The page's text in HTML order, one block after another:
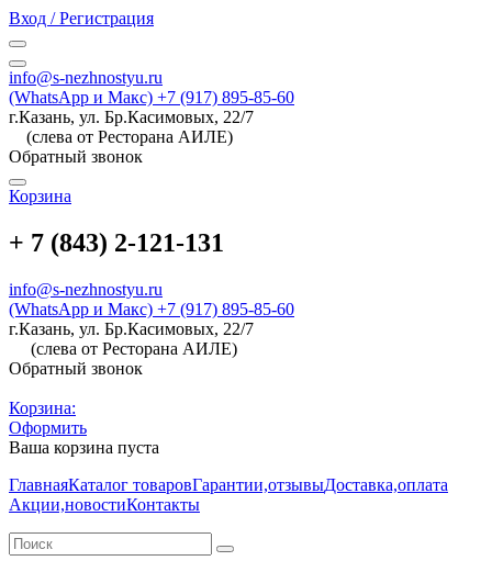
Вход / Регистрация
info@s-nezhnostyu.ru
(WhatsApp и Макс) +7 (917) 895-85-60
г.Казань, ул. Бр.Касимовых, 22/7
(слева от Ресторана АИЛЕ)
Обратный звонок
Корзина
+ 7 (843) 2-121-131
info@s-nezhnostyu.ru
(WhatsApp и Макс) +7 (917) 895-85-60
г.Казань, ул. Бр.Касимовых, 22/7
(слева от Ресторана АИЛЕ)
Обратный звонок
Корзина:
Оформить
Ваша корзина пуста
ГлавнаяКаталог товаровГарантии,отзывыДоставка,оплата
Акции,новостиКонтакты